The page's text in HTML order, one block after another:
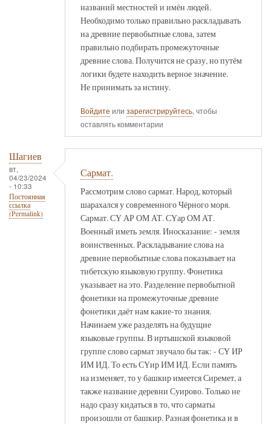
названий местностей и имён людей.
Необходимо только правильно раскладывать
на древние первобытные слова, затем
правильно подбирать промежуточные
древние слова. Получится не сразу, но путём
логики будете находить верное значение.
Не принимать за истину.
Войдите или зарегистрируйтесь, чтобы
оставлять комментарии
Шагиев
вт,
04/23/2024
- 10:33
Постоянная
ссылка
(Permalink)
Сармат.
Рассмотрим слово сармат. Народ, который
шарахался у современного Чёрного моря.
Сармат. СҮ АР ОМ АТ. СҮар ОМ АТ.
Военный иметь земля. Иносказание: - земля
воинственных. Раскладывание слова на
древние первобытные слова показывает на
тибетскую языковую группу. Фонетика
указывает на это. Разделение первобытной
фонетики на промежуточные древние
фонетики даёт нам какие-то знания.
Начинаем уже разделять на будущие
языковые группы. В иртышской языковой
группе слово сармат звучало бы так: - СҮ ИР
ИМ ИД. То есть СҮир ИМ ИД. Если память
на изменяет, то у башкир имеется Сиремет, а
также название деревни Суирово. Только не
надо сразу кидаться в то, что сарматы
произошли от башкир. Разная фонетика и в